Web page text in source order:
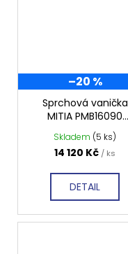
–20 %
Sprchová vanička
MITIA PMB16090
1600x900 mm, bílá
profilovaná
Skladem (5 ks)
14 120 Kč / ks
DETAIL